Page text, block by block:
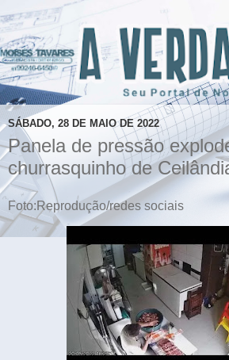
SÁBADO, 28 DE MAIO DE 2022
Panela de pressão
churrasquinho de
Foto:Reprodução/redes sociais